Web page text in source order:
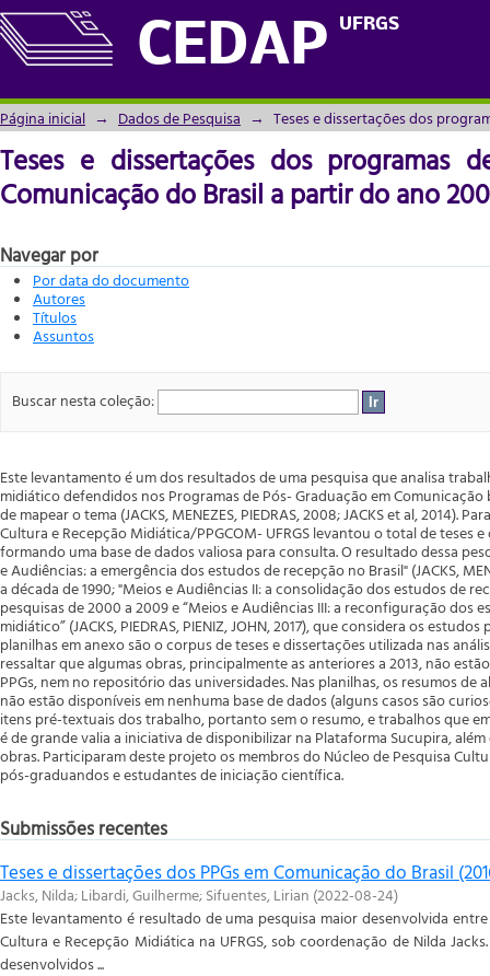
CEDAP UFRGS
Teses e dissertações dos programas de
do ano 2000
Página inicial → Dados de Pesquisa → Teses e dissertações dos
Teses e dissertações dos programas
Comunicação do Brasil a partir do ano
Navegar por
Por data do documento
Autores
Títulos
Assuntos
Buscar nesta coleção:
Este levantamento é um dos resultados de uma pesquisa que analisa
midiático defendidos nos Programas de Pós- Graduação em
de mapear o tema (JACKS, MENEZES, PIEDRAS, 2008; JACKS et al, 2014).
Cultura e Recepção Midiática/PPGCOM- UFRGS levantou o total de teses
formando uma base de dados valiosa para consulta. O resultado dessa
e Audiências: a emergência dos estudos de recepção no Brasil" (JACKS,
a década de 1990; "Meios e Audiências II: a consolidação dos estudos de
pesquisas de 2000 a 2009 e “Meios e Audiências III: a reconfiguração dos
midiático” (JACKS, PIEDRAS, PIENIZ, JOHN, 2017), que considera os
planilhas em anexo são o corpus de teses e dissertações utilizada nas
ressaltar que algumas obras, principalmente as anteriores a 2013, não
PPGs, nem no repositório das universidades. Nas planilhas, os resumos
não estão disponíveis em nenhuma base de dados (alguns casos são
itens pré-textuais dos trabalho, portanto sem o resumo, e trabalhos que
é de grande valia a iniciativa de disponibilizar na Plataforma Sucupira,
obras. Participaram deste projeto os membros do Núcleo de Pesquisa
pós-graduandos e estudantes de iniciação científica.
Submissões recentes
Teses e dissertações dos PPGs em Comunicação do Brasil
Jacks, Nilda;Libardi, Guilherme;Sifuentes, Lirian (2022-08-24)
Este levantamento é resultado de uma pesquisa maior desenvolvida
Cultura e Recepção Midiática na UFRGS, sob coordenação de Nilda
desenvolvidos ...